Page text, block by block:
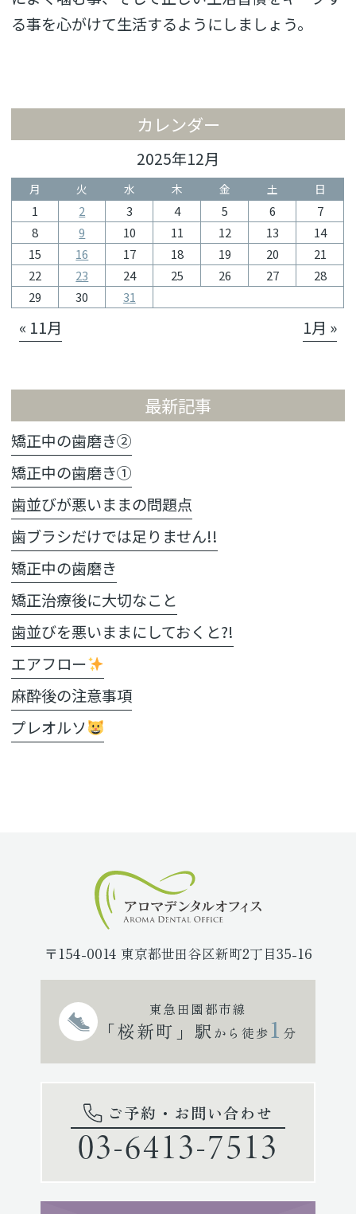
る事を心がけて生活するようにしましょう。
カレンダー
2025年12月
月 火 水 木 金 土 日
1 2 3 4 5 6
7
8
9 10 11 12 13
14
15
16 17 18 19 20
21
22
23 24 25 26 27
28
29
30 31
« 11月 1月 »
最新記事
矯正中の歯磨き②
矯正中の歯磨き①
歯並びが悪いままの問題点
歯ブラシだけでは足りません!!
矯正中の歯磨き
矯正治療後に大切なこと
歯並びを悪いままにしておくと?!
エアフロー
麻酔後の注意事項
プレオルソ
〒154-0014 東京都世田谷区新町2丁目35-16
東急田園都市線
「桜新町」駅 から徒歩 1 分
ご予約・お問い合わせ
03-6413-7513